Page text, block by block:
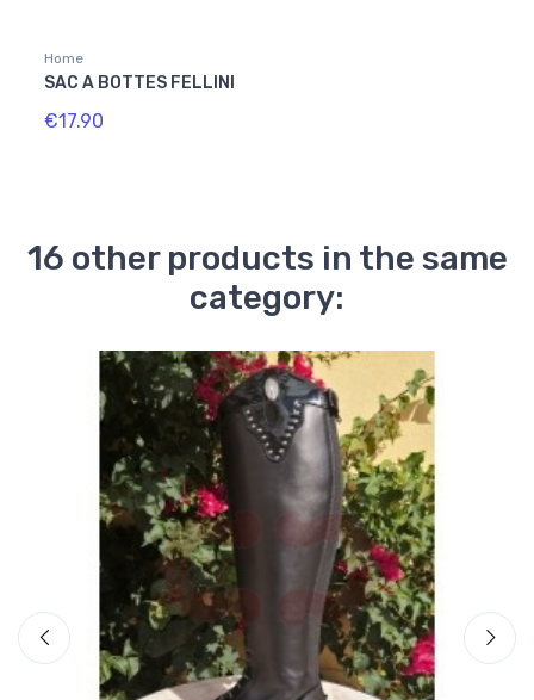
Home
SAC A BOTTES FELLINI
€17.90
16 other products in the same
category: